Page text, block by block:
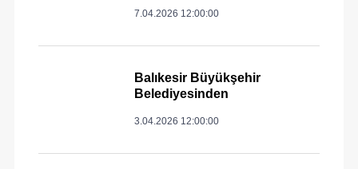
7.04.2026 12:00:00
Balıkesir Büyükşehir
Belediyesinden
3.04.2026 12:00:00